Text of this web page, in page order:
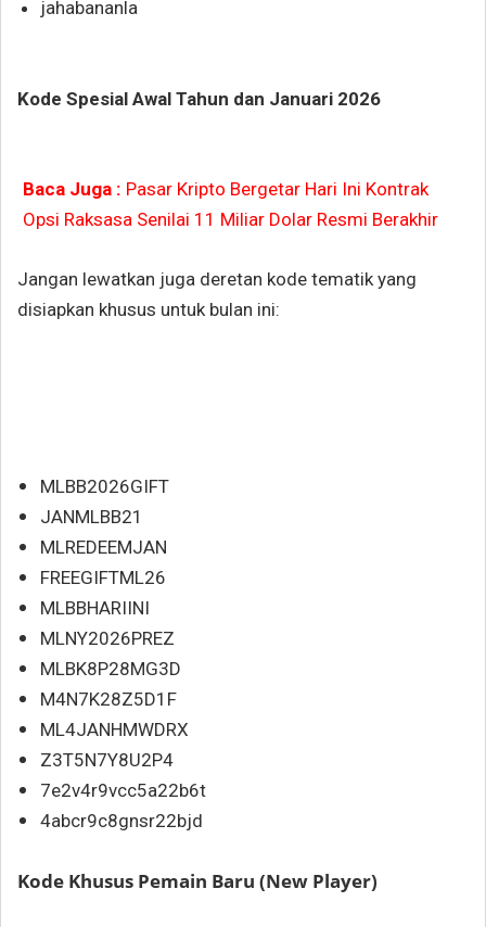
jahabananla
Kode Spesial Awal Tahun dan Januari 2026
Baca Juga : Pasar Kripto Bergetar Hari Ini Kontrak
Opsi Raksasa Senilai 11 Miliar Dolar Resmi Berakhir
Jangan lewatkan juga deretan kode tematik yang
disiapkan khusus untuk bulan ini:
MLBB2026GIFT
JANMLBB21
MLREDEEMJAN
FREEGIFTML26
MLBBHARIINI
MLNY2026PREZ
MLBK8P28MG3D
M4N7K28Z5D1F
ML4JANHMWDRX
Z3T5N7Y8U2P4
7e2v4r9vcc5a22b6t
4abcr9c8gnsr22bjd
Kode Khusus Pemain Baru (New Player)